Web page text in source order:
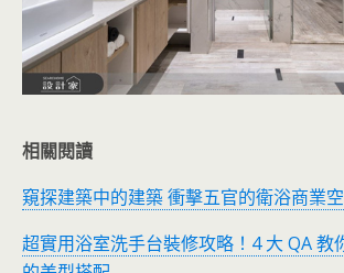
相關閱讀
窺探建築中的建築 衝擊五官的衛浴商業
超實用浴室洗手台裝修攻略！4 大 QA 教